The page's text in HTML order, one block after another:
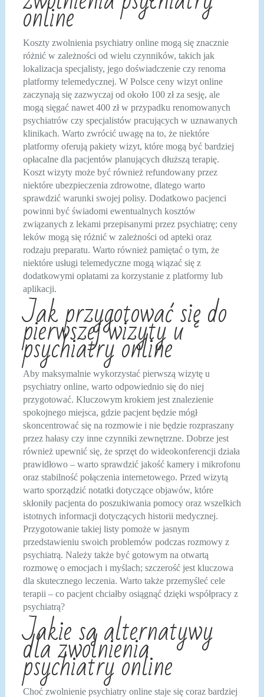
online
Koszty zwolnienia psychiatry online mogą się znacznie
różnić w zależności od wielu czynników, takich jak
lokalizacja specjalisty, jego doświadczenie czy renoma
platformy telemedycznej. W Polsce ceny wizyt online
zaczynają się zazwyczaj od około 100 zł za sesję, ale
mogą sięgać nawet 400 zł w przypadku renomowanych
psychiatrów czy specjalistów pracujących w uznawanych
klinikach. Warto zwrócić uwagę na to, że niektóre
platformy oferują pakiety wizyt, które mogą być bardziej
opłacalne dla pacjentów planujących dłuższą terapię.
Koszt wizyty może być również refundowany przez
niektóre ubezpieczenia zdrowotne, dlatego warto
sprawdzić warunki swojej polisy. Dodatkowo pacjenci
powinni być świadomi ewentualnych kosztów
związanych z lekami przepisanymi przez psychiatrę; ceny
leków mogą się różnić w zależności od apteki oraz
rodzaju preparatu. Warto również pamiętać o tym, że
niektóre usługi telemedyczne mogą wiązać się z
dodatkowymi opłatami za korzystanie z platformy lub
aplikacji.
Jak przygotować się do
pierwszej wizyty u
psychiatry online
Aby maksymalnie wykorzystać pierwszą wizytę u
psychiatry online, warto odpowiednio się do niej
przygotować. Kluczowym krokiem jest znalezienie
spokojnego miejsca, gdzie pacjent będzie mógł
skoncentrować się na rozmowie i nie będzie rozpraszany
przez hałasy czy inne czynniki zewnętrzne. Dobrze jest
również upewnić się, że sprzęt do wideokonferencji działa
prawidłowo – warto sprawdzić jakość kamery i mikrofonu
oraz stabilność połączenia internetowego. Przed wizytą
warto sporządzić notatki dotyczące objawów, które
skłoniły pacjenta do poszukiwania pomocy oraz wszelkich
istotnych informacji dotyczących historii medycznej.
Przygotowanie takiej listy pomoże w jasnym
przedstawieniu swoich problemów podczas rozmowy z
psychiatrą. Należy także być gotowym na otwartą
rozmowę o emocjach i myślach; szczerość jest kluczowa
dla skutecznego leczenia. Warto także przemyśleć cele
terapii – co pacjent chciałby osiągnąć dzięki współpracy z
psychiatrą?
Jakie są alternatywy
dla zwolnienia
psychiatry online
Choć zwolnienie psychiatry online staje się coraz bardziej